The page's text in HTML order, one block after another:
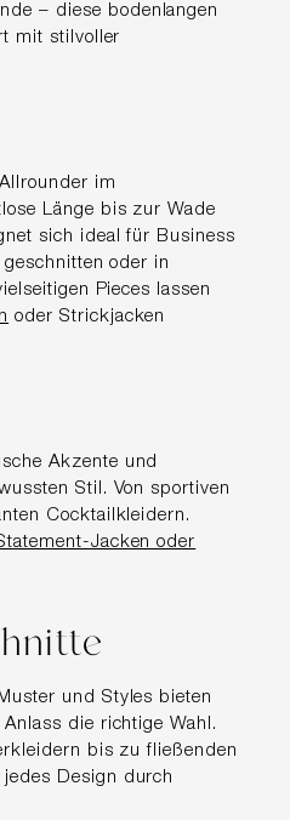
– diese bodenlangen
mit stilvoller
im
Länge bis zur Wade
sich ideal für Business
oder in
Pieces lassen
oder Strickjacken
Akzente und
Stil. Von sportiven
Cocktailkleidern.
Jacken oder
und Styles bieten
die richtige Wahl.
bis zu fließenden
Design durch